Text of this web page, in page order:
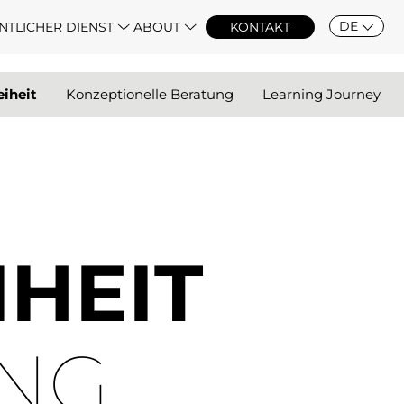
DIENST ABOUT KONTAKT DE
Konzeptionelle Beratung Learning Journey